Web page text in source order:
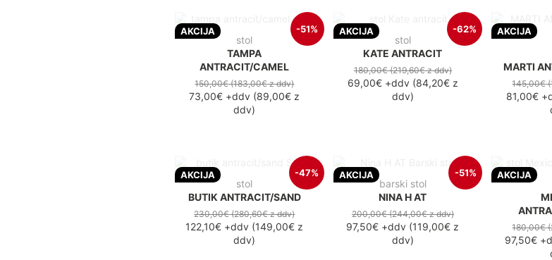
AKCIJA -51%
stol
TAMPA
ANTRACIT/CAMEL
150,00€(183,00€z ddv)
73,00€ +ddv (89,00€ z
ddv)
AKCIJA -62%
stol
KATE ANTRACIT
180,00€(219,60€z ddv)
69,00€+ddv(84,20€z
ddv)
AKCIJA
MARTI
145,00€
81,00€
AKCIJA -47%
stol
BUTIK ANTRACIT/SAND
230,00€(280,60€z ddv)
122,10€ +ddv (149,00€ z
ddv)
AKCIJA -51%
barski stol
NINA H AT
200,00€(244,00€z ddv)
97,50€ +ddv (119,00€ z
ddv)
AKCIJA
180,00€
97,50€